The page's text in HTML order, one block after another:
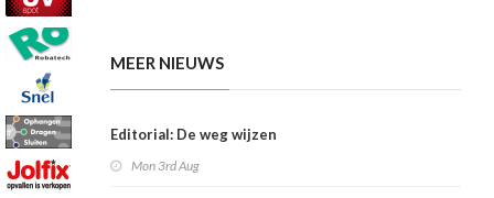
MEER NIEUWS
Editorial: De weg wijzen
Mon 3rd Aug